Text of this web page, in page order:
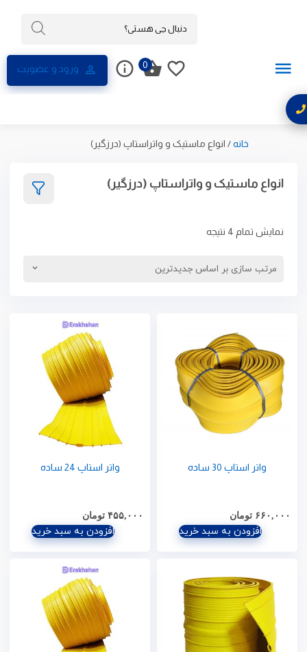
ورود و عضویت 0
خانه/ انواع ماستیک و واتراستاپ (درزگیر)
انواع ماستیک و واتراستاپ (درزگیر)
نمایش تمام 4 نتیجه
واتر استاپ 30 ساده
۶۶۰,۰۰۰ تومان
افزودن به سبد خرید
واتر استاپ 24 ساده
۴۵۵,۰۰۰ تومان
افزودن به سبد خرید